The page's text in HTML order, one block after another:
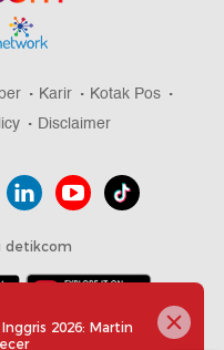
Karir
Kotak Pos
Disclaimer
detikcom
All right reserved
2026: Martin